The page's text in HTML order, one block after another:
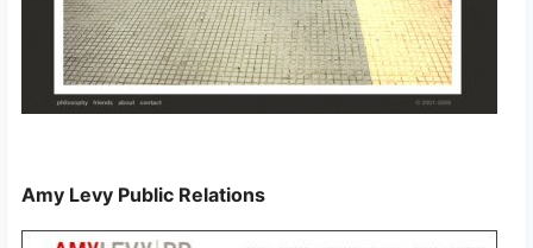
Amy Levy Public Relations